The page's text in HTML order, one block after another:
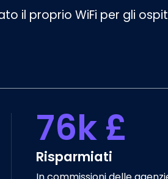
il proprio WiFi per gli
76k £
Risparmiati